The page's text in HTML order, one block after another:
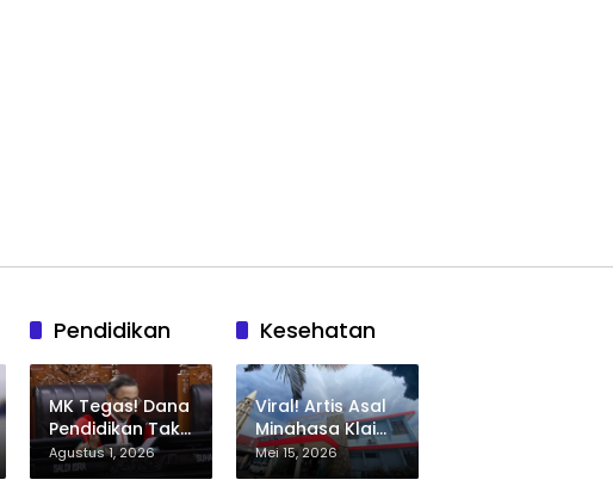
Pendidikan
MK Tegas! Dana
Pendidikan Tak
Boleh Dipakai
Menutup
Agustus 1, 2026
Kesehatan
Viral! Artis Asal
Minahasa Klaim
Salah Diagnosa
HIV, RS Budi
Mei 15, 2026